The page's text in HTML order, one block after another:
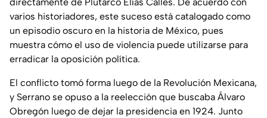
varios historiadores, este suceso está catalogado como
un episodio oscuro en la historia de México, pues
muestra cómo el uso de violencia puede utilizarse para
erradicar la oposición política.
El conflicto tomó forma luego de la Revolución Mexicana,
y Serrano se opuso a la reelección que buscaba Álvaro
Obregón luego de dejar la presidencia en 1924. Junto